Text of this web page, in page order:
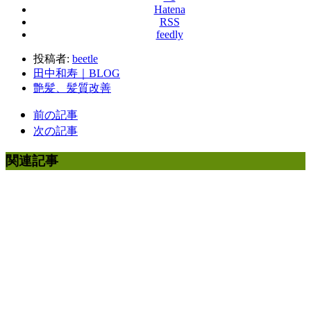
Hatena
RSS
feedly
投稿者: beetle
田中和寿｜BLOG
艶髪、髪質改善
前の記事
次の記事
関連記事